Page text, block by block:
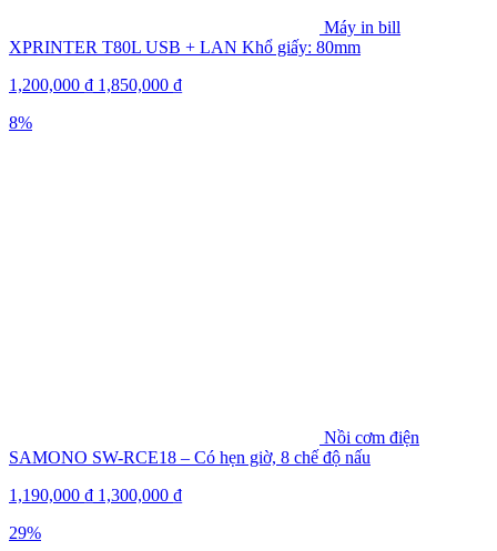
Máy in bill
XPRINTER T80L USB + LAN Khổ giấy: 80mm
1,200,000 ₫ 1,850,000 ₫
8%
Nồi cơm điện
SAMONO SW-RCE18 – Có hẹn giờ, 8 chế độ nấu
1,190,000 ₫ 1,300,000 ₫
29%